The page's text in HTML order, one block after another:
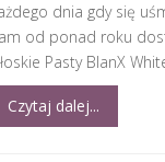
dnia gdy się
od ponad roku
Pasty BlanX
Czytaj dalej...